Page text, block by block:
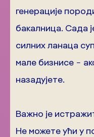
генерације
бакалница. Сада
силних ланаца
мале бизнисе −
назадујете.
Важно је
Не можете ући у